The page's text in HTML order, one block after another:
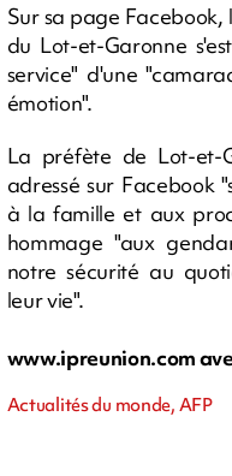
Sur sa page
du Lot-et-Garonne
service" d'une
émotion".
La préfète de Lot-et-
adressé sur Facebook
à la famille et aux
hommage "aux
notre sécurité au
leur vie".
www.ipreunion.com
Actualités du monde, AFP